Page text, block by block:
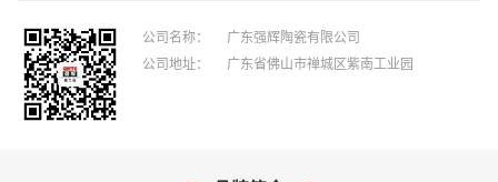
公司名称：
广东强辉陶瓷有限公司
公司地址：
广东省佛山市禅城区紫南工业园